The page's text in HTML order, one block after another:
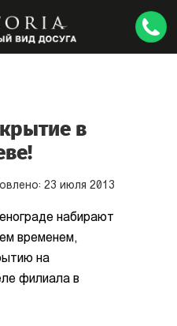
в
23 июля 2013
набирают
временем,
на
филиала в